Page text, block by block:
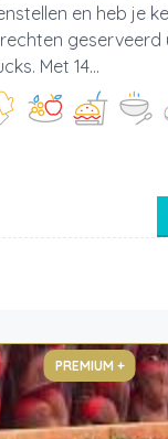
en heb je
geserveerd
Met 14...
PREMIUM +